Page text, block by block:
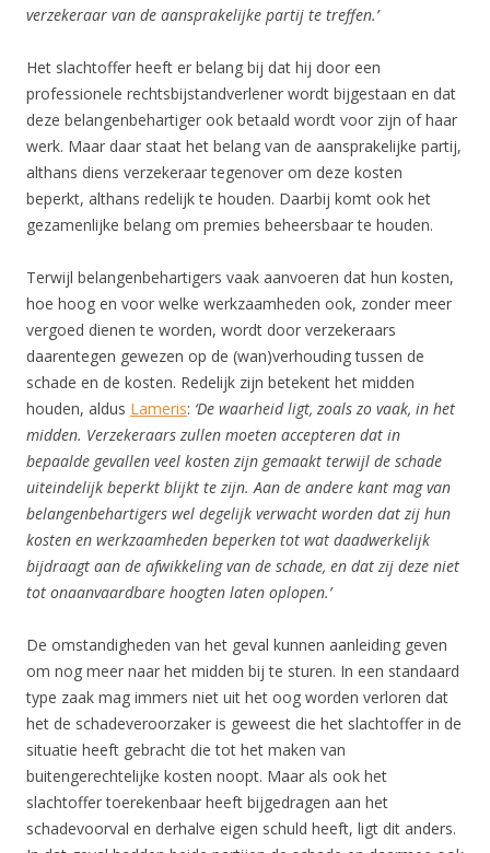
verzekeraar van de aansprakelijke partij te treffen.’
Het slachtoffer heeft er belang bij dat hij door een
professionele rechtsbijstandverlener wordt bijgestaan en dat
deze belangenbehartiger ook betaald wordt voor zijn of haar
werk. Maar daar staat het belang van de aansprakelijke partij,
althans diens verzekeraar tegenover om deze kosten
beperkt, althans redelijk te houden. Daarbij komt ook het
gezamenlijke belang om premies beheersbaar te houden.
Terwijl belangenbehartigers vaak aanvoeren dat hun kosten,
hoe hoog en voor welke werkzaamheden ook, zonder meer
vergoed dienen te worden, wordt door verzekeraars
daarentegen gewezen op de (wan)verhouding tussen de
schade en de kosten. Redelijk zijn betekent het midden
houden, aldus Lameris: ‘De waarheid ligt, zoals zo vaak, in het
midden. Verzekeraars zullen moeten accepteren dat in
bepaalde gevallen veel kosten zijn gemaakt terwijl de schade
uiteindelijk beperkt blijkt te zijn. Aan de andere kant mag van
belangenbehartigers wel degelijk verwacht worden dat zij hun
kosten en werkzaamheden beperken tot wat daadwerkelijk
bijdraagt aan de afwikkeling van de schade, en dat zij deze niet
tot onaanvaardbare hoogten laten oplopen.’
De omstandigheden van het geval kunnen aanleiding geven
om nog meer naar het midden bij te sturen. In een standaard
type zaak mag immers niet uit het oog worden verloren dat
het de schadeveroorzaker is geweest die het slachtoffer in de
situatie heeft gebracht die tot het maken van
buitengerechtelijke kosten noopt. Maar als ook het
slachtoffer toerekenbaar heeft bijgedragen aan het
schadevoorval en derhalve eigen schuld heeft, ligt dit anders.